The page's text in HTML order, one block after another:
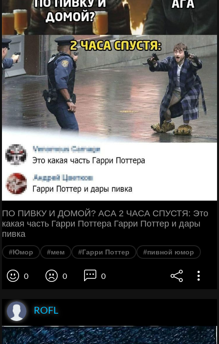
ПО ПИВКУ И ДОМОЙ? АСА 2 ЧАСА СПУСТЯ: Это
какая часть Гарри Поттера Гарри Поттер и дары
пивка
#Юмор #мем #Гарри Поттер #пивной юмор
0 0 0
ROFL